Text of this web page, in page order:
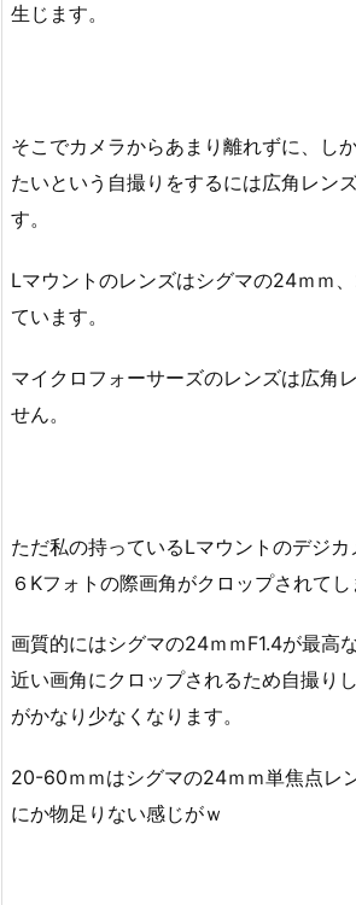
生じます。
そこでカメラからあまり離れずに、し
たいという自撮りをするには広角レン
す。
Lマウントのレンズはシグマの24ｍｍ
ています。
マイクロフォーサーズのレンズは広角
せん。
ただ私の持っているLマウントのデジ
６Kフォトの際画角がクロップされてし
画質的にはシグマの24ｍｍF1.4が最高
近い画角にクロップされるため自撮り
がかなり少なくなります。
20-60ｍｍはシグマの24ｍｍ単焦点レ
にか物足りない感じがｗ